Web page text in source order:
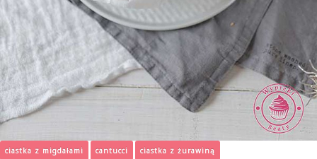
ciastka z migdałami cantucci ciastka z żurawiną